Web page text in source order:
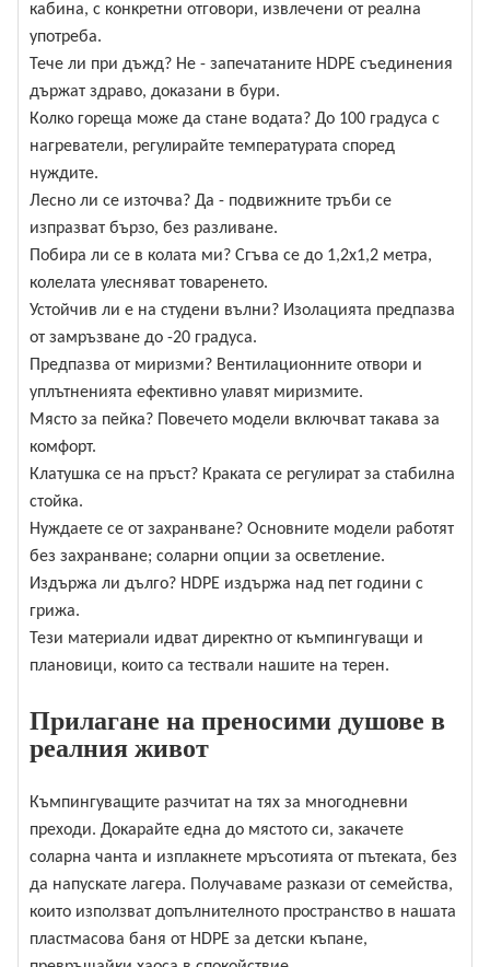
кабина, с конкретни отговори, извлечени от реална
употреба.
Тече ли при дъжд? Не - запечатаните HDPE съединения
държат здраво, доказани в бури.
Колко гореща може да стане водата? До 100 градуса с
нагреватели, регулирайте температурата според
нуждите.
Лесно ли се източва? Да - подвижните тръби се
изпразват бързо, без разливане.
Побира ли се в колата ми? Сгъва се до 1,2x1,2 метра,
колелата улесняват товаренето.
Устойчив ли е на студени вълни? Изолацията предпазва
от замръзване до -20 градуса.
Предпазва от миризми? Вентилационните отвори и
уплътненията ефективно улавят миризмите.
Място за пейка? Повечето модели включват такава за
комфорт.
Клатушка се на пръст? Краката се регулират за стабилна
стойка.
Нуждаете се от захранване? Основните модели работят
без захранване; соларни опции за осветление.
Издържа ли дълго? HDPE издържа над пет години с
грижа.
Тези материали идват директно от къмпингуващи и
плановици, които са тествали нашите на терен.
Прилагане на преносими душове в
реалния живот
Къмпингуващите разчитат на тях за многодневни
преходи. Докарайте една до мястото си, закачете
соларна чанта и изплакнете мръсотията от пътеката, без
да напускате лагера. Получаваме разкази от семейства,
които използват допълнителното пространство в нашата
пластмасова баня от HDPE за детски къпане,